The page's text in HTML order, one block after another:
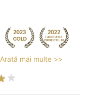
Arată mai multe >>